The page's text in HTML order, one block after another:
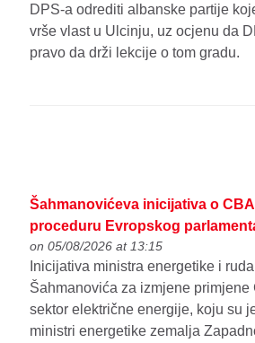
DPS-a odrediti albanske partije
vrše vlast u Ulcinju, uz ocjenu da
pravo da drži lekcije o tom gradu.
Šahmanovićeva inicijativa o
proceduru Evropskog
on 05/08/2026 at 13:15
Inicijativa ministra energetike i
Šahmanovića za izmjene primjene
sektor električne energije, koju su
ministri energetike zemalja